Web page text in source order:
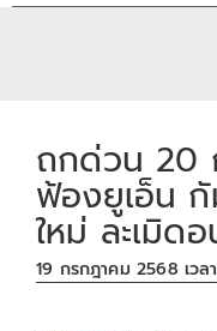
ถกด่วน 20
ฟ้องยูเอ็น กั
ใหม่ ละเมิ
19 กรกฎาคม 2568 เวล